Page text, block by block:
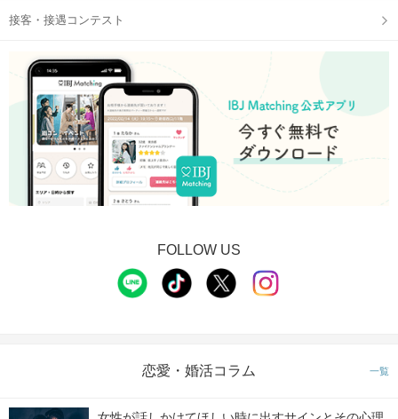
接客・接遇コンテスト
FOLLOW US
恋愛・婚活コラム 一覧